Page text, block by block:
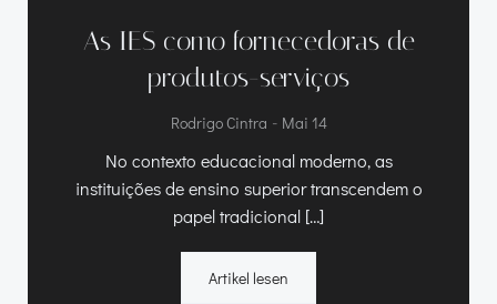
As IES como fornecedoras de
produtos-serviços
Rodrigo Cintra - Mai 14
No contexto educacional moderno,as
instituições de ensino superior transcendem o
papel tradicional […]
Artikel lesen